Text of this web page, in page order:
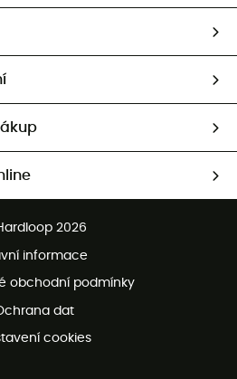
2026
informace
obchodní podmínky
dat
cookies